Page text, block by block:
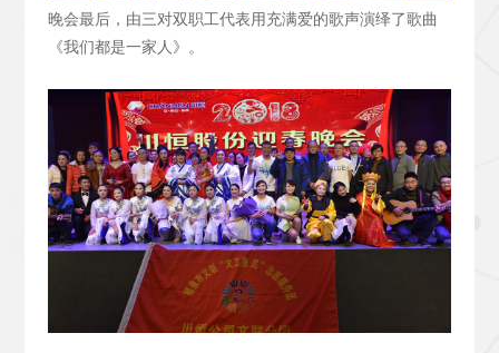
晚会最后，由三对双职工代表用充满爱的歌声演绎了歌曲
《我们都是一家人》。